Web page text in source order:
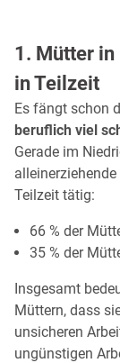
1. Mütter
in Teilzeit
Es fängt schon
beruflich viel
Gerade im
Teilzeit tätig:
66 % der
35 % der
Insgesamt
Müttern, dass
unsicheren
ungünstigen